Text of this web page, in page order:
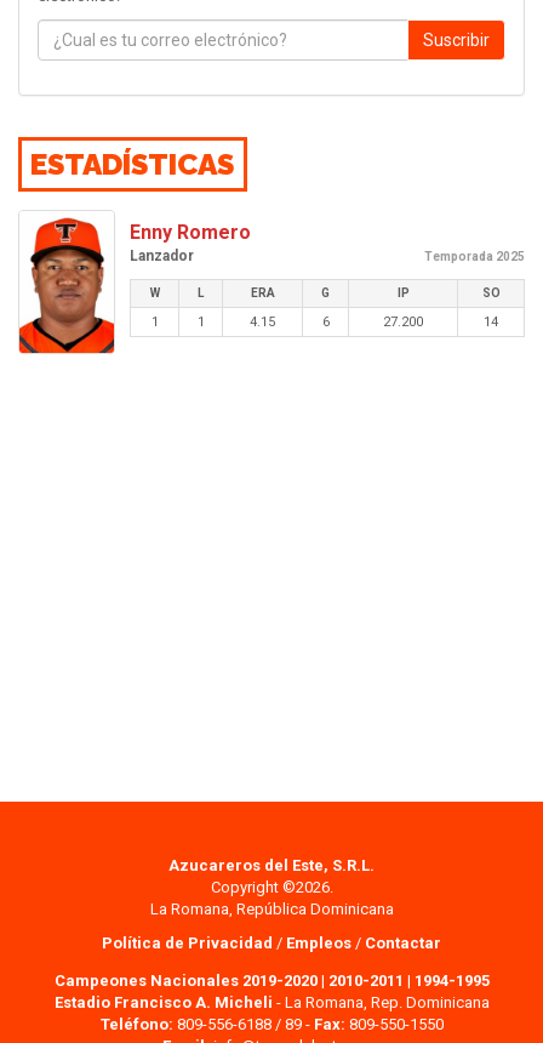
Suscribir
ESTADÍSTICAS
Enny Romero
Lanzador Temporada 2025
W L ERA G IP SO
1 1 4.15 6 27.200 14
Azucareros del Este, S.R.L.
Copyright ©2026.
La Romana, República Dominicana
Política de Privacidad / Empleos / Contactar
Campeones Nacionales 2019-2020| 2010-2011 | 1994-1995
Estadio Francisco A. Micheli - La Romana, Rep. Dominicana
Teléfono: 809-556-6188 / 89 - Fax: 809-550-1550